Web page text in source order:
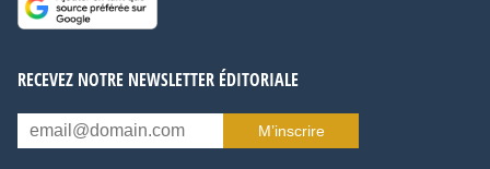
RECEVEZ NOTRE NEWSLETTER ÉDITORIALE
M’inscrire